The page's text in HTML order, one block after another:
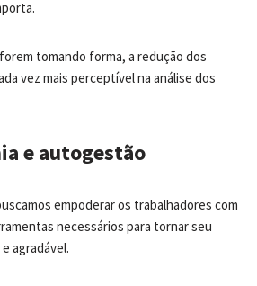
tomando forma, a redução dos
vez mais perceptível na análise dos
e autogestão
empoderar os trabalhadores com
necessários para tornar seu
agradável.